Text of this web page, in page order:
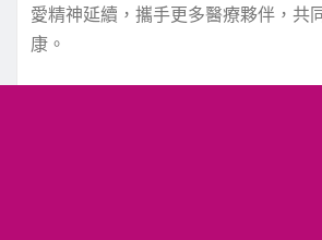
愛精神延續，攜手更多醫療夥伴，共
康。